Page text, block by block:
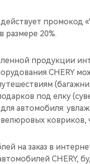
промокод «
размере 20%.
продукции
CHERY
под елку
автомобиля:
ковриков,
на заказ в
CHERY,